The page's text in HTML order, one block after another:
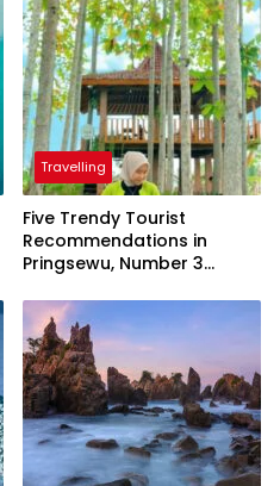
Travelling
Five Trendy Tourist
Recommendations in
Pringsewu, Number 3
President